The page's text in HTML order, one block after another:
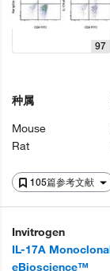
105篇参考文献
97
种属
Mouse
Rat
Invitrogen
IL-17A
eBioscience™